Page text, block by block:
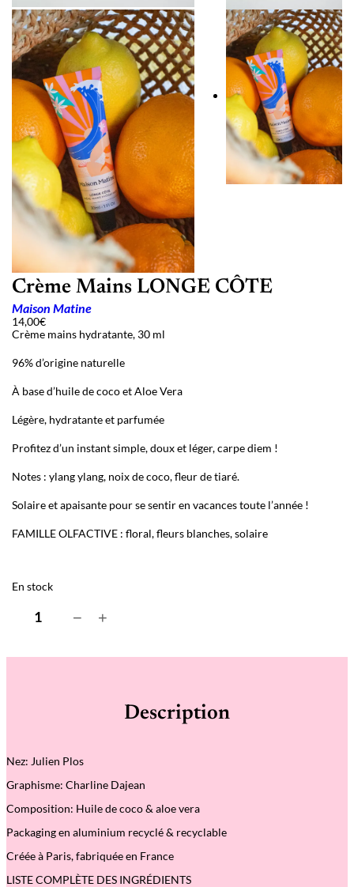
Crème Mains LONGE CÔTE
Maison Matine
14,00€
Crème mains hydratante, 30 ml
96% d’origine naturelle
À base d’huile de coco et Aloe Vera
Légère, hydratante et parfumée
Profitez d’un instant simple, doux et léger, carpe diem !
Notes : ylang ylang, noix de coco, fleur de tiaré.
Solaire et apaisante pour se sentir en vacances toute l’année !
FAMILLE OLFACTIVE : floral, fleurs blanches, solaire
En stock
t
è
e
a
i
n
s
L
O
− +
Description
Nez: Julien Plos
Graphisme: Charline Dajean
Composition: Huile de coco & aloe vera
Packaging en aluminium recyclé & recyclable
Créée à Paris, fabriquée en France
LISTE COMPLÈTE DES INGRÉDIENTS